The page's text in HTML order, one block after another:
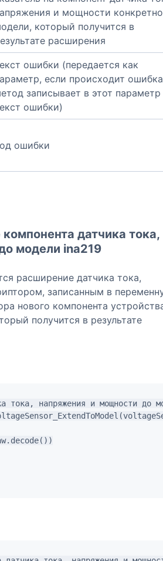
и мощности
который получится в
расширения
ошибки (передается как
если происходит ошибка
записывает в этот параметр
ошибки)
ошибки
датчика тока,
модели ina219
расширение датчика тока,
записанным в
нового компонента
получится в результате
тока, напряжения и мощности до